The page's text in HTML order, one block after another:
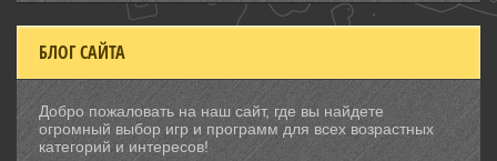
БЛОГ САЙТА
Добро пожаловать на наш сайт, где вы найдете
огромный выбор игр и программ для всех возрастных
категорий и интересов!